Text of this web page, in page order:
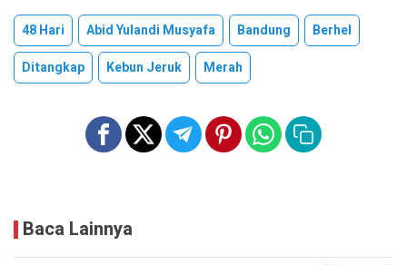
48 Hari Abid Yulandi Musyafa Bandung
Berhel
Ditangkap
Kebun Jeruk Merah
Baca Lainnya